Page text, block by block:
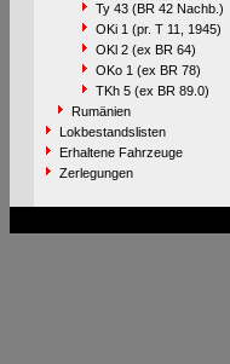
Ty 43 (BR 42 Nachb.)
OKi 1 (pr. T 11, 1945)
OKl 2 (ex BR 64)
OKo 1 (ex BR 78)
TKh 5 (ex BR 89.0)
Rumänien
Lokbestandslisten
Erhaltene Fahrzeuge
Zerlegungen